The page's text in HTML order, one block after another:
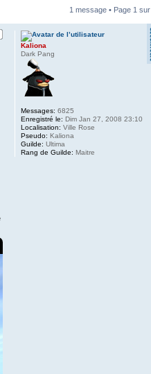
1 message • Page 1 sur
Kaliona
Dark Pang
Messages: 6825
Enregistré le: Dim Jan 27, 2008 23:10
Localisation: Ville Rose
Pseudo: Kaliona
Guilde: Ultima
Rang de Guilde: Maitre